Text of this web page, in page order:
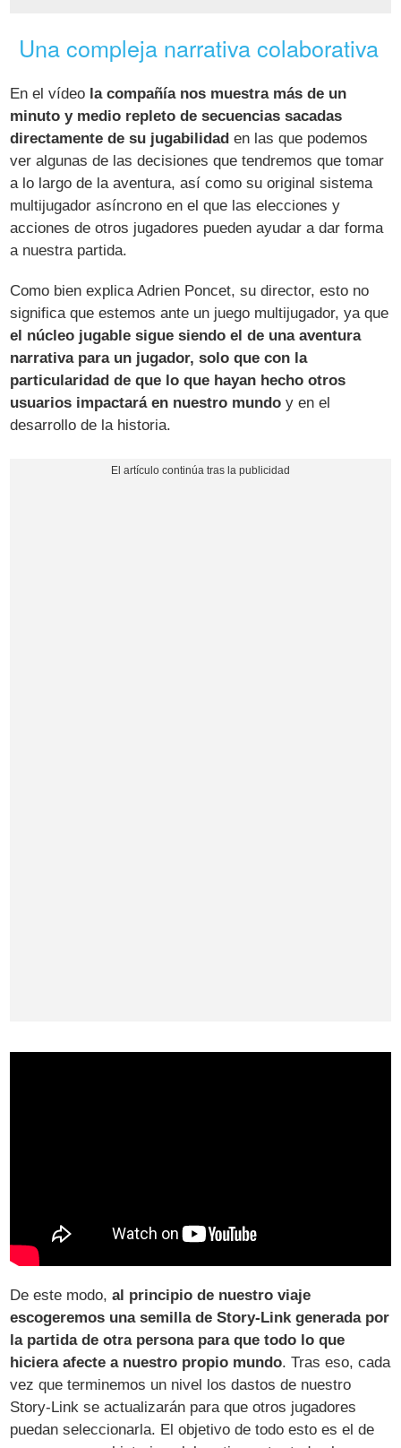
Una compleja narrativa colaborativa
En el vídeo la compañía nos muestra más de un
minuto y medio repleto de secuencias sacadas
directamente de su jugabilidad en las que podemos
ver algunas de las decisiones que tendremos que tomar
a lo largo de la aventura, así como su original sistema
multijugador asíncrono en el que las elecciones y
acciones de otros jugadores pueden ayudar a dar forma
a nuestra partida.
Como bien explica Adrien Poncet, su director, esto no
significa que estemos ante un juego multijugador, ya que
el núcleo jugable sigue siendo el de una aventura
narrativa para un jugador, solo que con la
particularidad de que lo que hayan hecho otros
usuarios impactará en nuestro mundo y en el
desarrollo de la historia.
De este modo,al principio de nuestro viaje
escogeremos una semilla de Story-Link generada por
la partida de otra persona para que todo lo que
hiciera afecte a nuestro propio mundo. Tras eso, cada
vez que terminemos un nivel los dastos de nuestro
Story-Link se actualizarán para que otros jugadores
puedan seleccionarla. El objetivo de todo esto es el de